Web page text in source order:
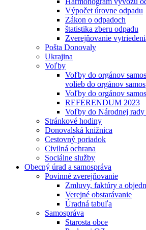
Výpočet úrovne odpadu
Zákon o odpadoch
štatistika zberu odpadu
Zverejňovanie
Pošta Donovaly
Ukrajina
Voľby
Voľby do orgánov
volieb do orgánov
Voľby do orgánov
REFERENDUM 2023
Voľby do Národnej rady
Stránkové hodiny
Donovalská knižnica
Cestovný poriadok
Civilná ochrana
Sociálne služby
Obecný úrad a samospráva
Povinné zverejňovanie
Zmluvy, faktúry a
Verejné obstarávanie
Úradná tabuľa
Samospráva
Starosta obce